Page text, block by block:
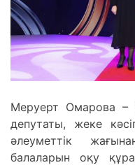
Меруерт Омарова –
депутаты, жеке
әлеуметтік
балаларын оқу